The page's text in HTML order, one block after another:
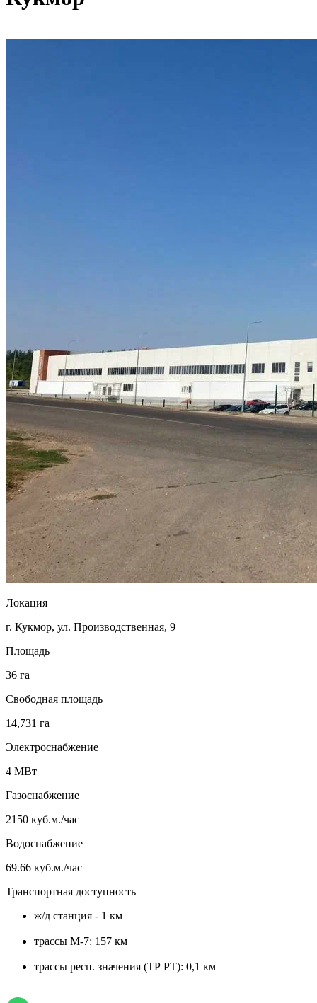
Локация
г. Кукмор, ул. Производственная, 9
Площадь
36 га
Свободная площадь
14,731 га
Электроснабжение
4 МВт
Газоснабжение
2150 куб.м./час
Водоснабжение
69.66 куб.м./час
Транспортная доступность
ж/д станция - 1 км
трассы М-7: 157 км
трассы респ. значения (ТР РТ): 0,1 км